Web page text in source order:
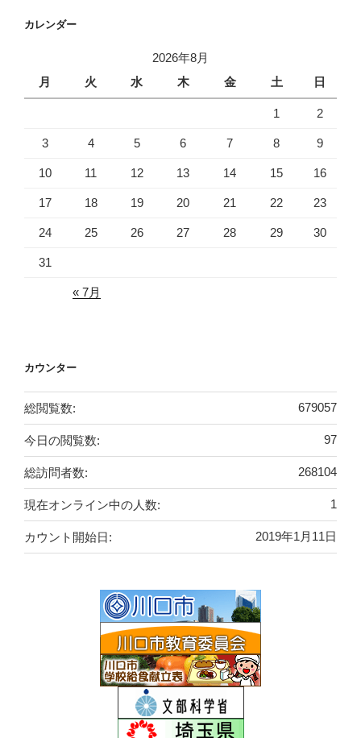
カレンダー
2026年8月
月
火 水 木 金 土 日
1 2
3 4 5 6 7 8 9
10 11 12 13 14 15 16
17 18 19 20 21 22 23
24 25 26 27 28 29 30
31
« 7月
カウンター
679057
総閲覧数:
97
今日の閲覧数:
268104
総訪問者数:
1
現在オンライン中の人数:
2019年1月11日
カウント開始日: